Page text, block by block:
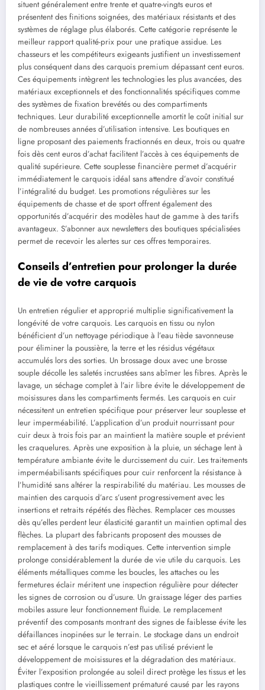
situent généralement entre trente et quatre-vingts euros et
présentent des finitions soignées, des matériaux résistants et des
systèmes de réglage plus élaborés. Cette catégorie représente le
meilleur rapport qualité-prix pour une pratique assidue. Les
chasseurs et les compétiteurs exigeants justifient un investissement
plus conséquent dans des carquois premium dépassant cent euros.
Ces équipements intègrent les technologies les plus avancées, des
matériaux exceptionnels et des fonctionnalités spécifiques comme
des systèmes de fixation brevétés ou des compartiments
techniques. Leur durabilité exceptionnelle amortit le coût initial sur
de nombreuses années d’utilisation intensive. Les boutiques en
ligne proposant des paiements fractionnés en deux, trois ou quatre
fois dès cent euros d’achat facilitent l’accès à ces équipements de
qualité supérieure. Cette souplesse financière permet d’acquérir
immédiatement le carquois idéal sans attendre d’avoir constitué
l’intégralité du budget. Les promotions régulières sur les
équipements de chasse et de sport offrent également des
opportunités d’acquérir des modèles haut de gamme à des tarifs
avantageux. S’abonner aux newsletters des boutiques spécialisées
permet de recevoir les alertes sur ces offres temporaires.
Conseils d’entretien pour prolonger la durée
de vie de votre carquois
Un entretien régulier et approprié multiplie significativement la
longévité de votre carquois. Les carquois en tissu ou nylon
bénéficient d’un nettoyage périodique à l’eau tiède savonneuse
pour éliminer la poussière, la terre et les résidus végétaux
accumulés lors des sorties. Un brossage doux avec une brosse
souple décolle les saletés incrustées sans abîmer les fibres. Après le
lavage, un séchage complet à l’air libre évite le développement de
moisissures dans les compartiments fermés. Les carquois en cuir
nécessitent un entretien spécifique pour préserver leur souplesse et
leur imperméabilité. L’application d’un produit nourrissant pour
cuir deux à trois fois par an maintient la matière souple et prévient
les craquelures. Après une exposition à la pluie, un séchage lent à
température ambiante évite le durcissement du cuir. Les traitements
imperméabilisants spécifiques pour cuir renforcent la résistance à
l’humidité sans altérer la respirabilité du matériau. Les mousses de
maintien des carquois d’arc s’usent progressivement avec les
insertions et retraits répétés des flèches. Remplacer ces mousses
dès qu’elles perdent leur élasticité garantit un maintien optimal des
flèches. La plupart des fabricants proposent des mousses de
remplacement à des tarifs modiques. Cette intervention simple
prolonge considérablement la durée de vie utile du carquois. Les
éléments métalliques comme les boucles, les attaches ou les
fermetures éclair méritent une inspection régulière pour détecter
les signes de corrosion ou d’usure. Un graissage léger des parties
mobiles assure leur fonctionnement fluide. Le remplacement
préventif des composants montrant des signes de faiblesse évite les
défaillances inopinées sur le terrain. Le stockage dans un endroit
sec et aéré lorsque le carquois n’est pas utilisé prévient le
développement de moisissures et la dégradation des matériaux.
Éviter l’exposition prolongée au soleil direct protège les tissus et les
plastiques contre le vieillissement prématuré causé par les rayons